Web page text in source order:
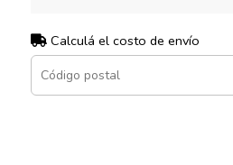
Calculá el costo de envío